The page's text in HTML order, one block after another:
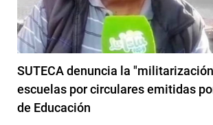
SUTECA denuncia la
escuelas por circulares emitidas
de Educación